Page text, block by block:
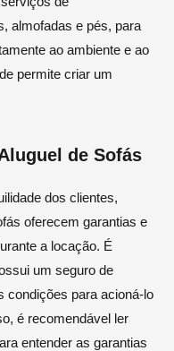
almofadas e pés, para
ao ambiente e ao
permite criar um
de Sofás
dos clientes,
oferecem garantias e
a locação. É
um seguro de
condições para acioná-lo
é recomendável ler
entender as garantias